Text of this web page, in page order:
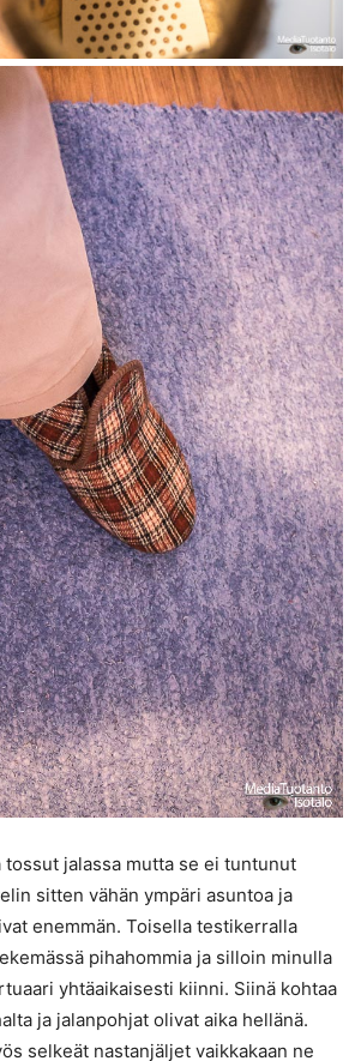
jalassa mutta se ei tuntunut
sitten vähän ympäri asuntoa ja
enemmän. Toisella testikerralla
pihahommia ja silloin minulla
yhtäaikaisesti kiinni. Siinä kohtaa
ja jalanpohjat olivat aika hellänä.
selkeät nastanjäljet vaikkakaan ne